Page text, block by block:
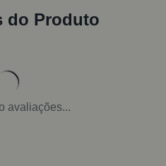
do Produto
avaliações...